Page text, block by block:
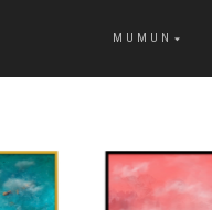
MUMUN